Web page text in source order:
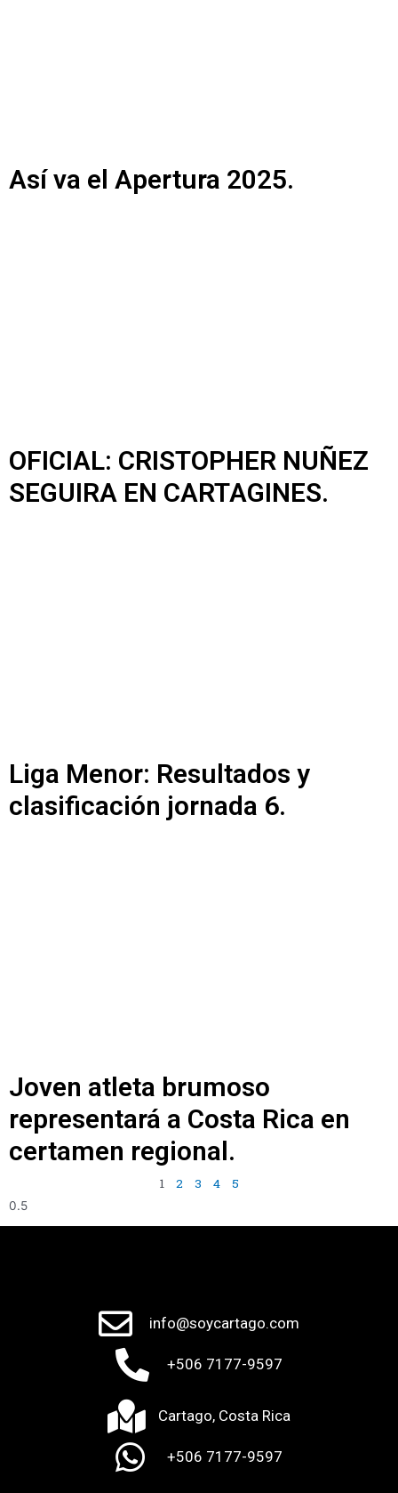
Así va el Apertura 2025.
OFICIAL: CRISTOPHER NUÑEZ
SEGUIRA EN CARTAGINES.
Liga Menor: Resultados y
clasificación jornada 6.
Joven atleta brumoso
representará a Costa Rica en
certamen regional.
1 2 3 4 5
info@soycartago.com
+506 7177-9597
Cartago, Costa Rica
+506 7177-9597